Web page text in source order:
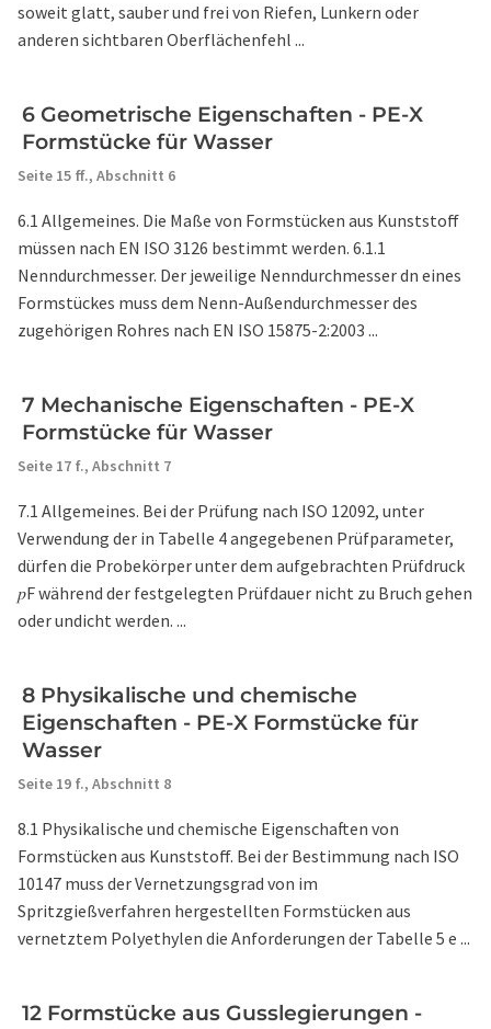
soweit glatt, sauber und frei von Riefen, Lunkern oder
anderen sichtbaren Oberflächenfehl ...
6 Geometrische Eigenschaften - PE-X
Formstücke für Wasser
Seite 15 ff., Abschnitt 6
6.1 Allgemeines. Die Maße von Formstücken aus Kunststoff
müssen nach EN ISO 3126 bestimmt werden. 6.1.1
Nenndurchmesser. Der jeweilige Nenndurchmesser dn eines
Formstückes muss dem Nenn-Außendurchmesser des
zugehörigen Rohres nach EN ISO 15875-2:2003 ...
7 Mechanische Eigenschaften - PE-X
Formstücke für Wasser
Seite 17 f., Abschnitt 7
7.1 Allgemeines. Bei der Prüfung nach ISO 12092, unter
Verwendung der in Tabelle 4 angegebenen Prüfparameter,
dürfen die Probekörper unter dem aufgebrachten Prüfdruck
𝑝F während der festgelegten Prüfdauer nicht zu Bruch gehen
oder undicht werden. ...
8 Physikalische und chemische
Eigenschaften - PE-X Formstücke für
Wasser
Seite 19 f., Abschnitt 8
8.1 Physikalische und chemische Eigenschaften von
Formstücken aus Kunststoff. Bei der Bestimmung nach ISO
10147 muss der Vernetzungsgrad von im
Spritzgießverfahren hergestellten Formstücken aus
vernetztem Polyethylen die Anforderungen der Tabelle 5 e ...
12 Formstücke aus Gusslegierungen -